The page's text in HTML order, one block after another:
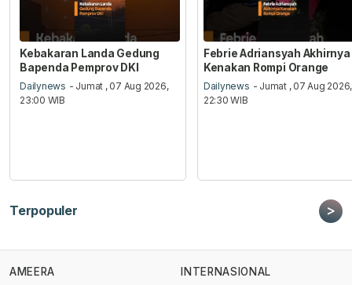
Kebakaran Landa Gedung
Bapenda Pemprov DKI
Dailynews - Jumat , 07 Aug 2026,
23:00 WIB
Febrie Adriansyah Akhirnya
Kenakan Rompi Orange
Dailynews - Jumat , 07 Aug 2026,
22:30 WIB
Terpopuler >
AMEERA
INTERNASIONAL